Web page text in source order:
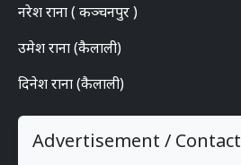
नरेश राना ( कञ्चनपुर )
उमेश राना (कैलाली)
दिनेश राना (कैलाली)
Advertisement / Contact